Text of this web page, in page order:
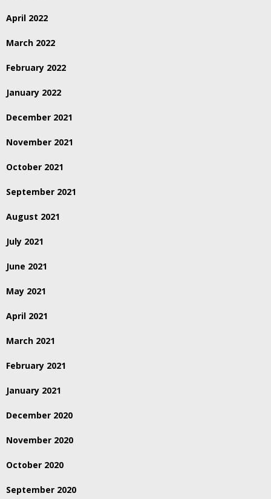
April 2022
March 2022
February 2022
January 2022
December 2021
November 2021
October 2021
September 2021
August 2021
July 2021
June 2021
May 2021
April 2021
March 2021
February 2021
January 2021
December 2020
November 2020
October 2020
September 2020